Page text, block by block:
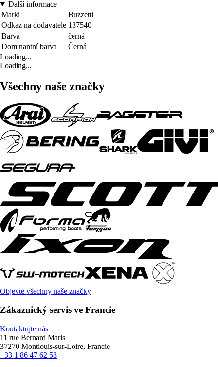
Další informace
Marki
Buzzetti
Odkaz na dodavatele 137540
Barva
černá
Dominantní barva
Černá
Loading...
Loading...
Všechny naše značky
Objevte všechny naše značky
Zákaznický servis ve Francie
Kontaktujte nás
11 rue Bernard Maris
37270 Montlouis-sur-Loire, Francie
+33 1 86 47 62 58